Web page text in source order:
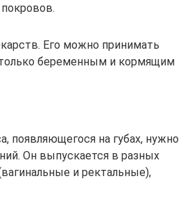
Его можно принимать
только беременным и кормящим
появляющегося на губах, нужно
Он выпускается в разных
и ректальные),